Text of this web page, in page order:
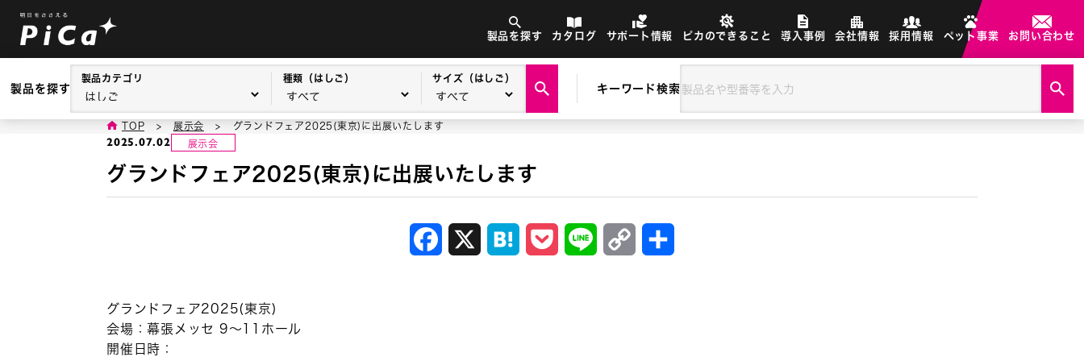
製品を探す カタログ サポート情報 ピカのできること 導入事例 会社情報 採用情報 ペット事業 お問い合わせ
製品を探す
製品カテゴリ 種類（はしご） サイズ（はしご）
キーワード検索
TOP > 展示会 > グランドフェア2025(東京)に出展いたします
グランドフェア2025(東京)に出展いたします
2025.07.02 展示会
Facebook Hatena Pocket Line Copy
グランドフェア2025(東京)
会場：幕張メッセ 9～11ホール
開催日時：